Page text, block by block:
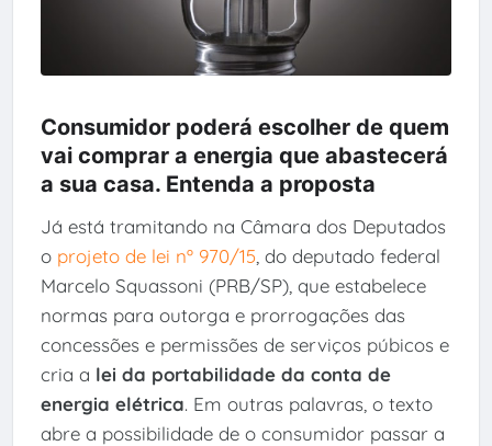
Consumidor poderá escolher de quem
vai comprar a energia que abastecerá
a sua casa. Entenda a proposta
Já está tramitando na Câmara dos Deputados
o projeto de lei nº 970/15 , do deputado federal
Marcelo Squassoni (PRB/SP), que estabelece
normas para outorga e prorrogações das
concessões e permissões de serviços púbicos e
cria a lei da portabilidade da conta de
energia elétrica. Em outras palavras, o texto
abre a possibilidade de o consumidor passar a